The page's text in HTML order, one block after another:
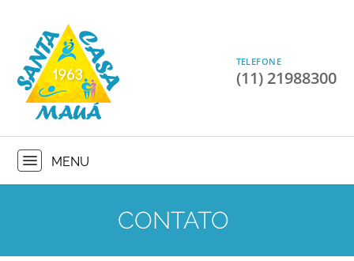
TELEFONE
(11) 21988300
CONTATO